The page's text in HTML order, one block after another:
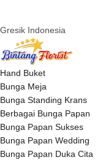
Gresik Indonesia
Hand Buket
Bunga Meja
Bunga Standing Krans
Berbagai Bunga Papan
Bunga Papan Sukses
Bunga Papan Wedding
Bunga Papan Duka Cita